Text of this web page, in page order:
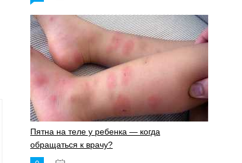
Пятна на теле у ребенка — когда
обращаться к врачу?